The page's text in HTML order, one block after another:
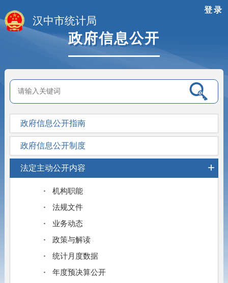
登录
汉中市统计局
政府信息公开
政府信息公开指南
政府信息公开制度
法定主动公开内容 +
机构职能
法规文件
业务动态
政策与解读
统计月度数据
年度预决算公开